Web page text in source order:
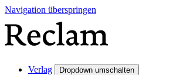
Navigation überspringen
Verlag Dropdown umschalten